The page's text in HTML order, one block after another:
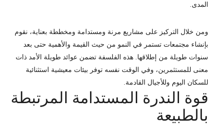
المدى.
ومن خلال التركيز على مشاريع مرنة ومستدامة ومخططة بعناية، نقوم
بإنشاء مجتمعات تستمر في النمو من حيث القيمة والأهمية حتى بعد
سنوات طويلة من إطلاقها. هذه الفلسفة تضمن عوائد طويلة الأمد ذات
معنى للمستثمرين، وفي الوقت نفسه توفر بيئات معيشية استثنائية
للسكان اليوم وللأجيال القادمة.
قوة الندرة المستدامة المرتبطة
بالطبيعة